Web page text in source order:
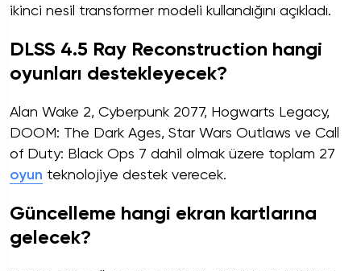
ikinci nesil transformer modeli kullandığını açıkladı.
DLSS 4.5 Ray Reconstruction hangi
oyunları destekleyecek?
Alan Wake 2, Cyberpunk 2077, Hogwarts Legacy,
DOOM: The Dark Ages, Star Wars Outlaws ve Call
of Duty: Black Ops 7 dahil olmak üzere toplam 27
oyun teknolojiye destek verecek.
Güncelleme hangi ekran kartlarına
gelecek?